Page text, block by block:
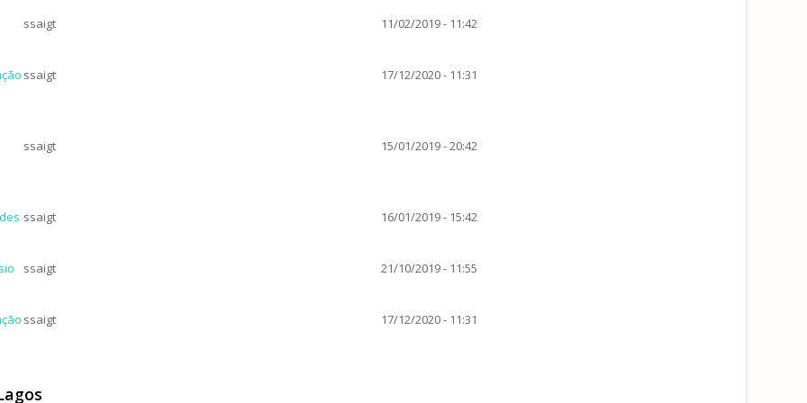
ssaigt 11/02/2019 - 11:42
ssaigt 17/12/2020 - 11:31
ssaigt 15/01/2019 - 20:42
ssaigt 16/01/2019 - 15:42
ssaigt 21/10/2019 - 11:55
ssaigt 17/12/2020 - 11:31